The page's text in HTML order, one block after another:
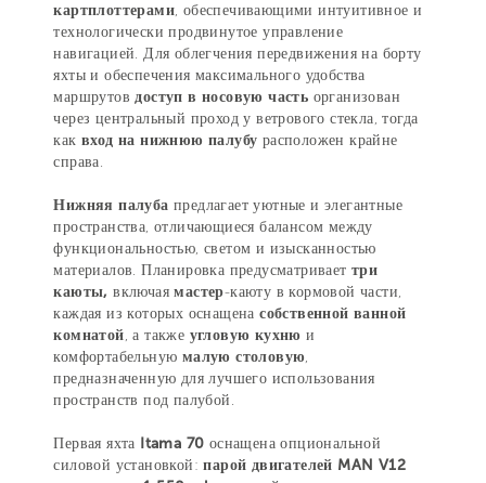
картплоттерами, обеспечивающими интуитивное и
технологически продвинутое управление
навигацией. Для облегчения передвижения на борту
яхты и обеспечения максимального удобства
маршрутовдоступ в носовую часть организован
через центральный проход у ветрового стекла, тогда
как вход на нижнюю палубу расположен крайне
справа.
Нижняя палуба предлагает уютные и элегантные
пространства, отличающиеся балансом между
функциональностью, светом и изысканностью
материалов. Планировка предусматривает три
каюты, включаямастер-каюту в кормовой части,
каждая из которых оснащенасобственной ванной
комнатой, а также угловую кухню и
комфортабельную малую столовую,
предназначенную для лучшего использования
пространств под палубой.
Первая яхта Itama 70 оснащена опциональной
силовой установкой:парой двигателей MAN V12